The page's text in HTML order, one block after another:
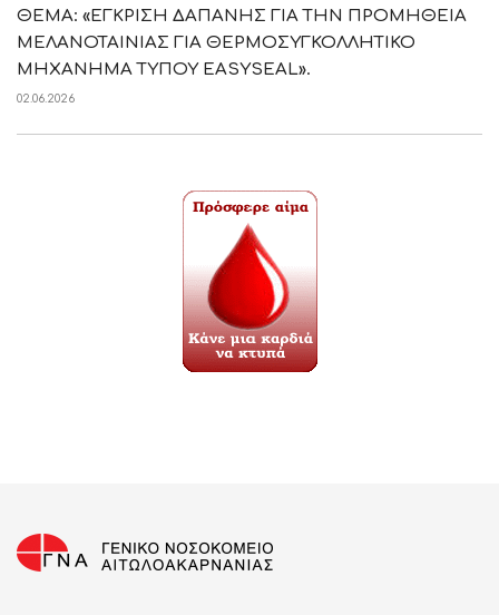
ΘΕΜΑ: «ΕΓΚΡΙΣΗ ΔΑΠΑΝΗΣ ΓΙΑ ΤΗΝ ΠΡΟΜΗΘΕΙΑ
ΜΕΛΑΝΟΤΑΙΝΙΑΣ ΓΙΑ ΘΕΡΜΟΣΥΓΚΟΛΛΗΤΙΚΟ
ΜΗΧΑΝΗΜΑ ΤΥΠΟΥ EASYSEAL».
02.06.2026